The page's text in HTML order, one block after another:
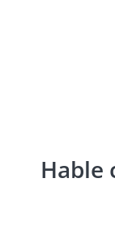
Hable